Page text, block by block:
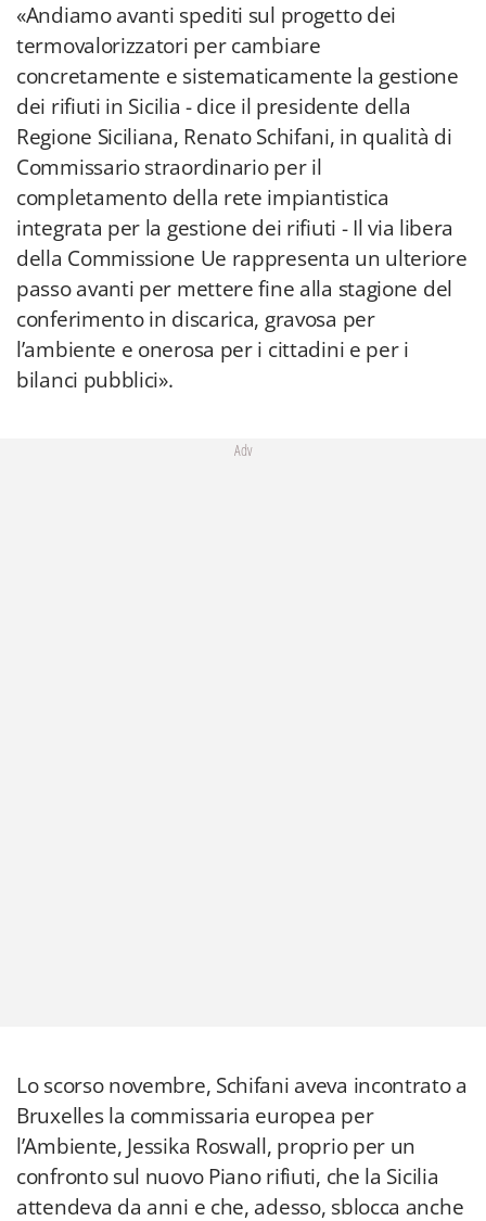
«Andiamo avanti spediti sul progetto dei
termovalorizzatori per cambiare
concretamente e sistematicamente la gestione
dei rifiuti in Sicilia - dice il presidente della
Regione Siciliana, Renato Schifani, in qualità di
Commissario straordinario per il
completamento della rete impiantistica
integrata per la gestione dei rifiuti - Il via libera
della Commissione Ue rappresenta un ulteriore
passo avanti per mettere fine alla stagione del
conferimento in discarica, gravosa per
l’ambiente e onerosa per i cittadini e per i
bilanci pubblici».
Adv
Lo scorso novembre, Schifani aveva incontrato a
Bruxelles la commissaria europea per
l’Ambiente, Jessika Roswall, proprio per un
confronto sul nuovo Piano rifiuti, che la Sicilia
attendeva da anni e che, adesso, sblocca anche